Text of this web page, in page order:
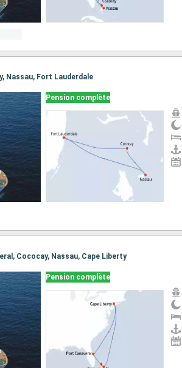
Nassau, Fort Lauderdale
Pension complète
Cococay, Nassau, Cape Liberty
Pension complète